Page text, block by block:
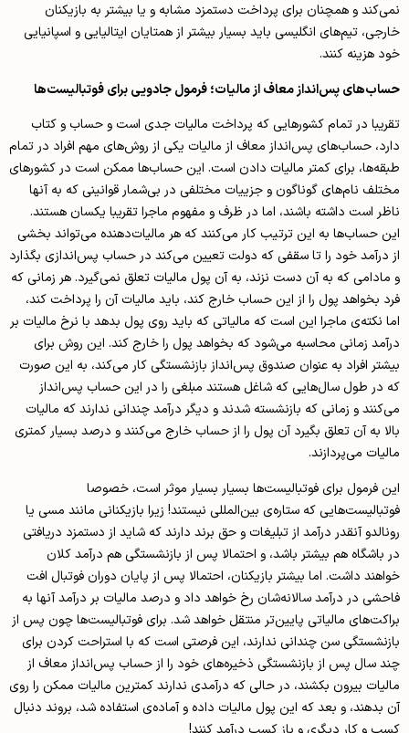
نمی‌کند و همچنان برای پرداخت دستمزد مشابه و یا بیشتر به بازیکنان
خارجی، تیم‌های انگلیسی باید بسیار بیشتر از همتایان ایتالیایی و اسپانیایی
خود هزینه کنند.
حساب‌های پس‌انداز معاف از مالیات؛ فرمول جادویی برای فوتبالیست‌ها
تقریبا در تمام کشورهایی که پرداخت مالیات جدی است و حساب و کتاب
دارد، حساب‌های پس‌انداز معاف از مالیات یکی از روش‌های مهم افراد در تمام
طبقه‌ها، برای کمتر مالیات دادن است. این حساب‌ها ممکن است در کشورهای
مختلف نام‌های گوناگون و جزییات مختلفی در بی‌شمار قوانینی که به آنها
ناظر است داشته باشند، اما در ظرف و مفهوم ماجرا تقریبا یکسان هستند.
این حساب‌ها به این ترتیب کار می‌کنند که هر مالیات‌دهنده می‌تواند بخشی
از درآمد خود را تا سقفی که دولت تعیین می‌کند در حساب پس‌اندازی بگذارد
و مادامی که به آن دست نزند، به آن پول مالیات تعلق نمی‌گیرد. هر زمانی که
فرد بخواهد پول را از این حساب خارج کند، باید مالیات آن را پرداخت کند،
اما نکته‌ی ماجرا این است که مالیاتی که باید روی پول بدهد با نرخ مالیات بر
درآمد زمانی محاسبه می‌شود که بخواهد پول را خارج کند. این روش برای
بیشتر افراد به عنوان صندوق پس‌انداز بازنشستگی کار می‌کند، به این صورت
که در طول سال‌هایی که شاغل هستند مبلغی را در این حساب پس‌انداز
می‌کنند و زمانی که بازنشسته شدند و دیگر درآمد چندانی ندارند که مالیات
بالا به آن تعلق بگیرد آن پول را از حساب خارج می‌کنند و درصد بسیار کمتری
مالیات می‌پردازند.
این فرمول برای فوتبالیست‌ها بسیار بسیار موثر است، خصوصا
فوتبالیست‌هایی که ستاره‌ی بین‌المللی نیستند! زیرا بازیکنانی مانند مسی یا
رونالدو آنقدر درآمد از تبلیغات و حق برند دارند که شاید از دستمزد دریافتی
در باشگاه هم بیشتر باشد، و احتمالا پس از بازنشستگی هم درآمد کلان
خواهند داشت. اما بیشتر بازیکنان، احتمالا پس از پایان دوران فوتبال افت
فاحشی در درآمد سالانه‌شان رخ خواهد داد و درصد مالیات بر درآمد آنها به
براکت‌های مالیاتی پایین‌تر منتقل خواهد شد. برای فوتبالیست‌ها چون پس از
بازنشستگی سن چندانی ندارند، این فرصتی است که با استراحت کردن برای
چند سال پس از بازنشستگی ذخیره‌های خود را از حساب پس‌انداز معاف از
مالیات بیرون بکشند، در حالی که درآمدی ندارند کمترین مالیات ممکن را روی
آن بدهند، و بعد که این پول مالیات داده و آماده‌ی استفاده شد، بروند دنبال